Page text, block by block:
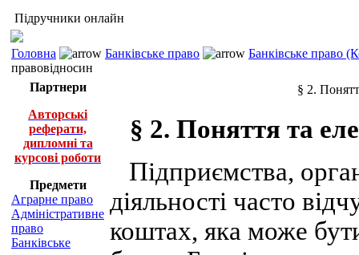
Підручники онлайн
Головна Банківське право
Банківське право
правовідносин
Партнери
Авторські
реферати,
дипломні та
курсові роботи
Предмети
Аграрне право
Адміністративне
право
Банківське
§ 2.
§ 2. Поняття та
Підприємства,
діяльності часто
коштах, яка може